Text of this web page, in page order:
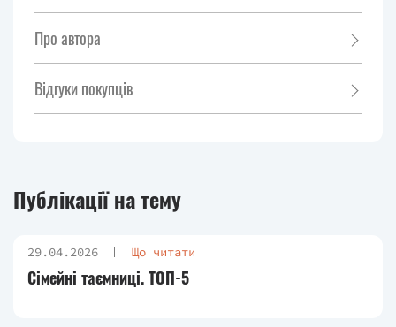
Про автора
Відгуки покупців
Публікації на тему
29.04.2026 Що читати
Сімейні таємниці. ТОП-5